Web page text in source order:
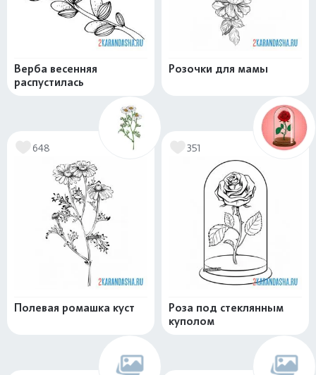
Верба весенняя
распустилась
Розочки для мамы
648
Полевая ромашка куст
351
Роза под стеклянным
куполом